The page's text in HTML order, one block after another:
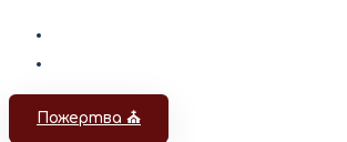
Пожертва ⛪️